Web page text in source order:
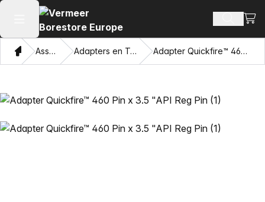
Hoofdmenu openen Zoek
Thuis Assortiment Adapters en Trekkende Ogen Adapter Quickfire™ 460 Pin x 3.5 "API Reg Pin